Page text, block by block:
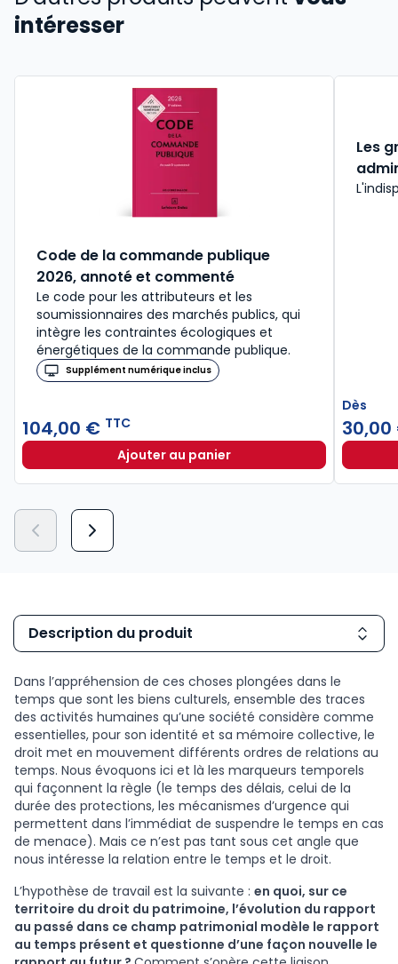
intéresser
Code de la commande publique
2026, annoté et commenté
Le code pour les attributeurs et les
soumissionnaires des marchés publics, qui
intègre les contraintes écologiques et
énergétiques de la commande publique.
Supplément numérique inclus
104,00 € TTC
Ajouter au panierCode de la commande publique
Les
Dès
Description du produit
Dans l’appréhension de ces choses plongées dans le
temps que sont les biens culturels, ensemble des traces
des activités humaines qu’une société considère comme
essentielles, pour son identité et sa mémoire collective, le
droit met en mouvement différents ordres de relations au
temps. Nous évoquons ici et là les marqueurs temporels
qui façonnent la règle (le temps des délais, celui de la
durée des protections, les mécanismes d’urgence qui
permettent dans l’immédiat de suspendre le temps en cas
de menace). Mais ce n’est pas tant sous cet angle que
nous intéresse la relation entre le temps et le droit.
L’hypothèse de travail est la suivante : en quoi, sur ce
territoire du droit du patrimoine, l’évolution du rapport
au passé dans ce champ patrimonial modèle le rapport
au temps présent et questionne d’une façon nouvelle le